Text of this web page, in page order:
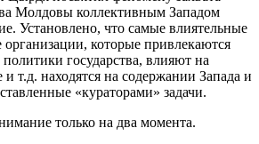
Молдовы коллективным Западом
Установлено, что самые влиятельные
организации, которые привлекаются
политики государства, влияют на
т.д. находятся на содержании Запада и
«кураторами» задачи.
только на два момента.